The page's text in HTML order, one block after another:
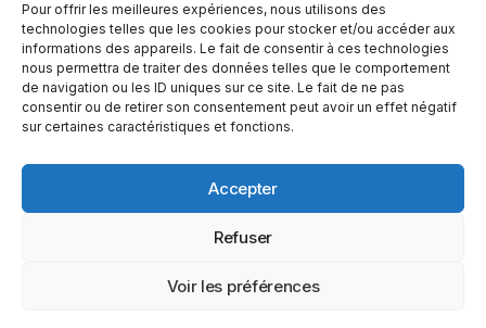
Pour offrir les meilleures expériences, nous utilisons des
technologies telles que les cookies pour stocker et/ou accéder aux
informations des appareils. Le fait de consentir à ces technologies
nous permettra de traiter des données telles que le comportement
de navigation ou les ID uniques sur ce site. Le fait de ne pas
consentir ou de retirer son consentement peut avoir un effet négatif
sur certaines caractéristiques et fonctions.
Accepter
Refuser
Voir les préférences
YubiGeek est un média français dédié aux nouvelles
technologies, à la culture geek et au numérique. Fondé par
du web, du gaming et de la science, avec une approche